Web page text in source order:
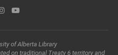
of Alberta Library
on traditional Treaty 6 territory and